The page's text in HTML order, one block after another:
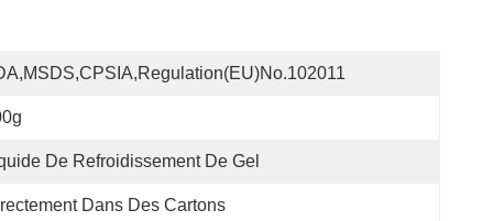
De Refroidissement De Gel
Dans Des Cartons